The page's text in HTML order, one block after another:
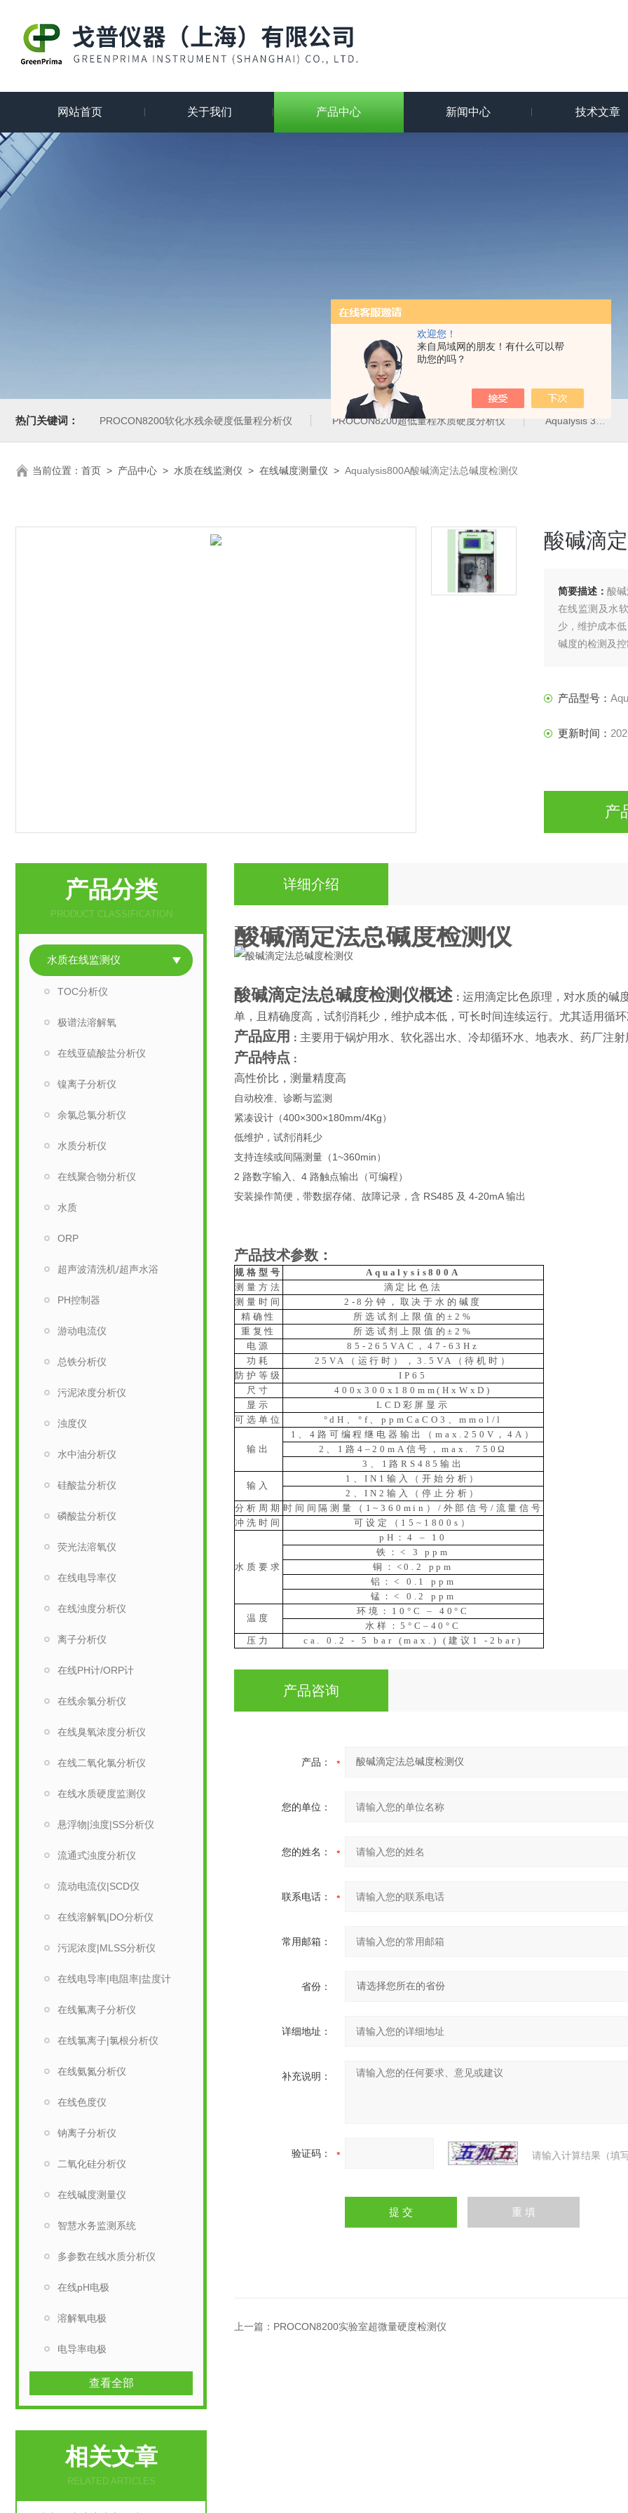
欢迎您！
来自局域网的朋友！有什么可以帮
助您的吗？
网站首页 关于我们 产品中心 新闻中心 技术文章
热门关键词： PROCON8200软化水残余硬度低量程分析仪 PROCON8200超低量程水质硬度分析仪 Aqualysis 300饮用水管网在线余氯总氯分析仪
当前位置： 首页 > 产品中心 > 水质在线监测仪 > 在线碱度测量仪 > Aqualysis800A酸碱滴定法总碱度检测仪
酸碱滴
简要描述：酸
在线监测及水
少，维护成本
碱度的检测及
产品型号：
更新时间：
产
产品分类
PRODUCT CLASSIFICATION
水质在线监测仪
TOC分析仪
极谱法溶解氧
在线亚硫酸盐分析仪
镍离子分析仪
余氯总氯分析仪
水质分析仪
在线聚合物分析仪
水质
ORP
超声波清洗机/超声水浴
PH控制器
游动电流仪
总铁分析仪
污泥浓度分析仪
浊度仪
水中油分析仪
硅酸盐分析仪
磷酸盐分析仪
荧光法溶氧仪
在线电导率仪
在线浊度分析仪
离子分析仪
在线PH计/ORP计
在线余氯分析仪
在线臭氧浓度分析仪
在线二氧化氯分析仪
在线水质硬度监测仪
悬浮物|浊度|SS分析仪
流通式浊度分析仪
流动电流仪|SCD仪
在线溶解氧|DO分析仪
污泥浓度|MLSS分析仪
在线电导率|电阻率|盐度计
在线氟离子分析仪
在线氯离子|氯根分析仪
在线氨氮分析仪
在线色度仪
钠离子分析仪
二氧化硅分析仪
在线碱度测量仪
智慧水务监测系统
多参数在线水质分析仪
在线pH电极
溶解氧电极
电导率电极
查看全部
相关文章
RELATED ARTICLES
详细介绍
酸碱滴定法总碱度检测仪
酸碱滴定法总碱度检测仪概述 ： 运用滴定比色原理，对水质的碱
单，且精确度高，试剂消耗少，维护成本低，可长时间连续运行。尤其适用循
产品应用 ： 主要用于锅炉用水、软化器出水、冷却循环水、地表水、药厂注
产品特点 ：
高性价比，测量精度高
自动校准、诊断与监测
紧凑设计（400×300×180mm/4Kg）
低维护，试剂消耗少
支持连续或间隔测量（1~360min）
2 路数字输入、4 路触点输出（可编程）
安装操作简便，带数据存储、故障记录，含 RS485 及 4-20mA 输出
产品技术参数：
规格型号
Aqualysis800A
测量方法
滴定比色法
测量时间
2-8分钟，取决于水的碱度
精确性
所选试剂上限值的±2%
重复性
所选试剂上限值的±2%
电源
85-265VAC，47-63Hz
功耗
25VA（运行时），3.5VA（待机时）
防护等级
IP65
尺寸
400x300x180mm(HxWxD)
显示
LCD彩屏显示
可选单位
°dH、°f、ppmCaCO3、mmol/l
输出
1、4路可编程继电器输出（max.250V，4A）
2、1路4–20mA信号，max. 750Ω
3、1路RS485输出
输入
1、IN1输入（开始分析）
2、IN2输入（停止分析）
分析周期 时间间隔测量（1~360min）/外部信号/流量信号
冲洗时间
可设定（15~1800s）
水质要求
pH：4 – 10
铁：< 3 ppm
铜：<0.2 ppm
铝：< 0.1 ppm
锰：< 0.2 ppm
温度
环境：10°C – 40°C
水样：5°C–40°C
压力
ca. 0.2 - 5 bar (max.) (建议1 -2bar)
产品咨询
产品：
您的单位：
您的姓名：
联系电话：
常用邮箱：
省份：
详细地址：
补充说明：
验证码： 请输入计算结果（填
上一篇： PROCON8200实验室超微量硬度检测仪